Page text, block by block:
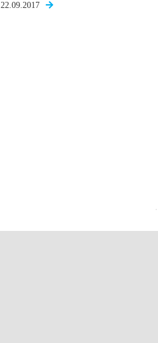
22.09.2017